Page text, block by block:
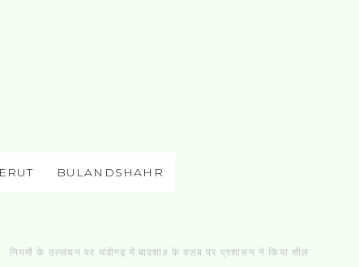
BULANDSHAHR
नियमों के उल्लंघन पर चंडीगढ़ में बादशाह के क्लब पर प्रशासन ने किया सील